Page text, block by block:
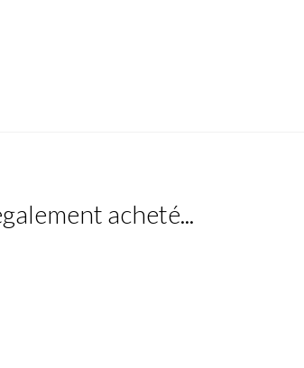
acheté...